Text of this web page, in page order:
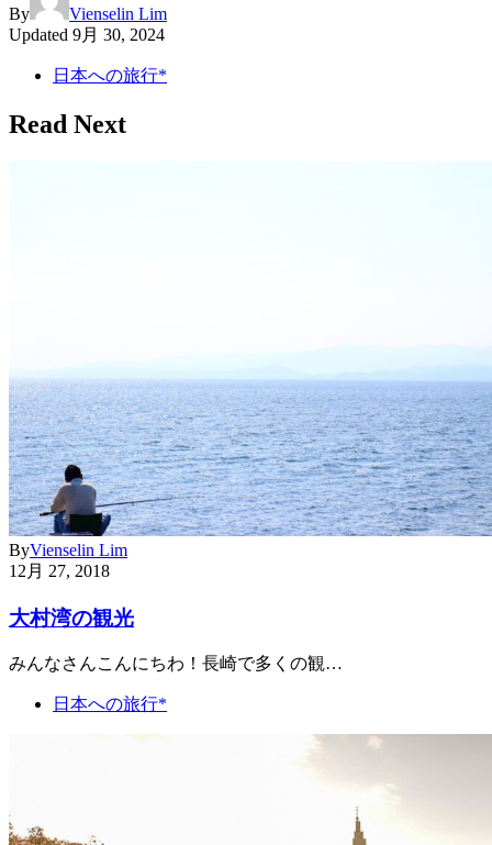
By
Vienselin Lim
Updated 9月 30, 2024
日本への旅行*
Read Next
ByVienselin Lim
12月 27, 2018
大村湾の観光
みんなさんこんにちわ！長崎で多くの観…
日本への旅行*